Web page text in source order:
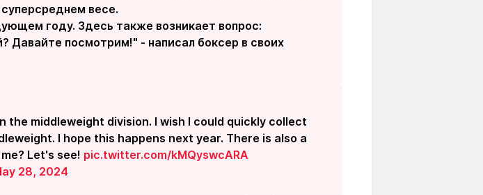
весе.
году. Здесь также возникает вопрос:
Давайте посмотрим!" - написал боксер в своих
middleweight division. I wish I could quickly collect
I hope this happens next year. There is also a
Let's see! pic.twitter.com/kMQyswcARA
28, 2024